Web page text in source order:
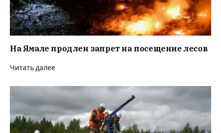
На Ямале продлен запрет на посещение лесов
Читать далее